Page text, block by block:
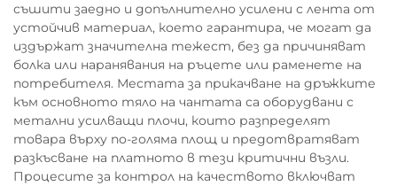
съшити заедно и допълнително усилени с лента от
устойчив материал, което гарантира, че могат да
издържат значителна тежест, без да причиняват
болка или наранявания на ръцете или раменете на
потребителя. Местата за прикачване на дръжките
към основното тяло на чантата са оборудвани с
метални усилващи плочи, които разпределят
товара върху по-голяма площ и предотвратяват
разкъсване на платното в тези критични възли.
Процесите за контрол на качеството включват